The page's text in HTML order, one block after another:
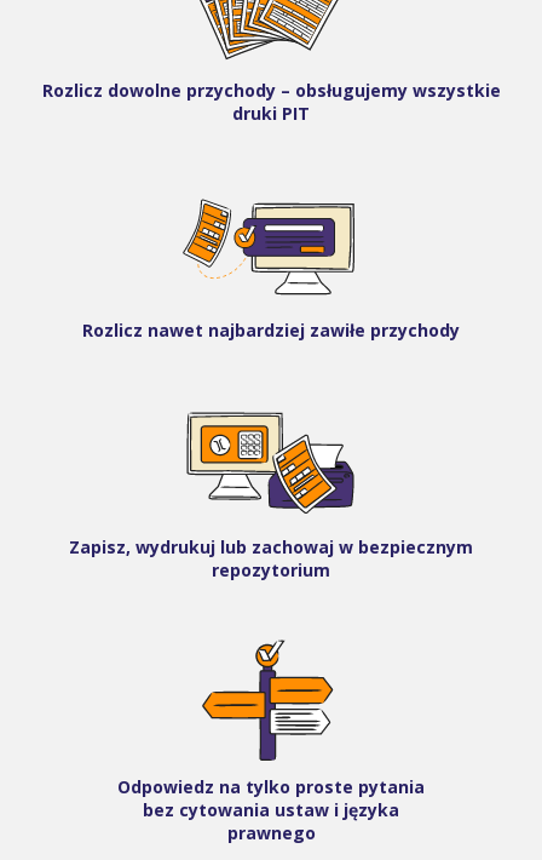
Rozlicz dowolne przychody – obsługujemy wszystkie
druki PIT
Rozlicz nawet najbardziej zawiłe przychody
Zapisz, wydrukuj lub zachowaj w bezpiecznym
repozytorium
Odpowiedz na tylko proste pytania
bez cytowania ustaw i języka
prawnego